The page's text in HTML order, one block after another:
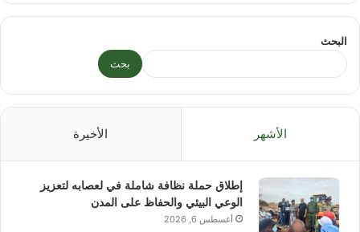
البحث
بحث
الأشهر الأخيرة
إطلاق حملة نظافة شاملة في لعصابه لتعزيز
الوعي البيئي والحفاظ على المدن
أغسطس 6, 2026